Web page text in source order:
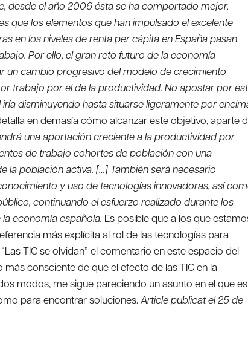
desde el año 2006 ésta se ha comportado mejor,
que los elementos que han impulsado el excelente
en los niveles de renta per cápita en España pasan
Por ello, el gran reto futuro de la economía
un cambio progresivo del modelo de crecimiento
trabajo por el de la productividad. No apostar por
disminuyendo hasta situarse ligeramente por
en demasía cómo alcanzar este objetivo, aparte
una aportación creciente a la productividad por
de trabajo cohortes de población con una
la población activa. […] También será necesario
y uso de tecnologías innovadoras, así
continuando el esfuerzo realizado durante los
economía española. Es posible que a los que
más explícita al rol de las tecnologías para
TIC se olvidan” el comentario en este espacio del
consciente de que el efecto de las TIC en la
modos, me sigue pareciendo un asunto en el que es
para encontrar soluciones.Article publicat el 25 de